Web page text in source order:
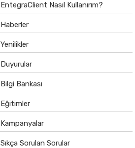
EntegraClient Nasıl Kullanırım?
Haberler
Yenilikler
Duyurular
Bilgi Bankası
Eğitimler
Kampanyalar
Sıkça Sorulan Sorular